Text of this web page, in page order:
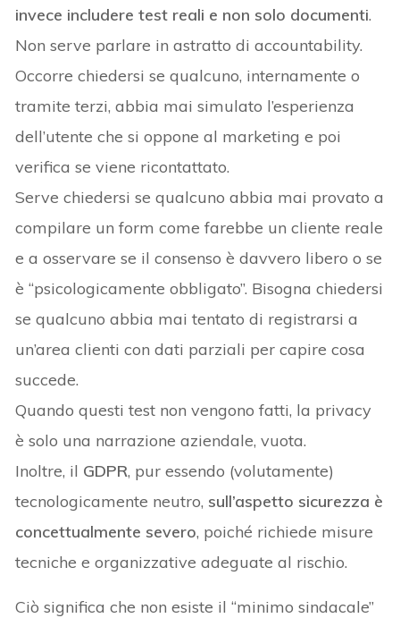
invece includere test reali e non solo documenti.
Non serve parlare in astratto di accountability.
Occorre chiedersi se qualcuno, internamente o
tramite terzi, abbia mai simulato l’esperienza
dell’utente che si oppone al marketing e poi
verifica se viene ricontattato.
Serve chiedersi se qualcuno abbia mai provato a
compilare un form come farebbe un cliente reale
e a osservare se il consenso è davvero libero o se
è “psicologicamente obbligato”. Bisogna chiedersi
se qualcuno abbia mai tentato di registrarsi a
un’area clienti con dati parziali per capire cosa
succede.
Quando questi test non vengono fatti, la privacy
è solo una narrazione aziendale, vuota.
Inoltre, il GDPR, pur essendo (volutamente)
tecnologicamente neutro, sull’aspetto sicurezza è
concettualmente severo, poiché richiede misure
tecniche e organizzative adeguate al rischio.
Ciò significa che non esiste il “minimo sindacale”